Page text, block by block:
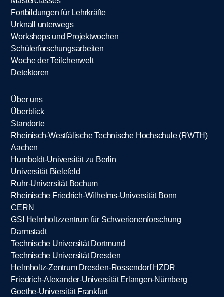
Fortbildungen für Lehrkräfte
Urknall unterwegs
Workshops und Projektwochen
Schülerforschungsarbeiten
Woche der Teilchenwelt
Detektoren
Über uns
Überblick
Standorte
Rheinisch-Westfälische Technische Hochschule (RWTH)
Aachen
Humboldt-Universität zu Berlin
Universität Bielefeld
Ruhr-Universität Bochum
Rheinische Friedrich-Wilhelms-Universität Bonn
CERN
GSI Helmholtzzentrum für Schwerionenforschung
Darmstadt
Technische Universität Dortmund
Technische Universität Dresden
Helmholtz-Zentrum Dresden-Rossendorf HZDR
Friedrich-Alexander-Universität Erlangen-Nürnberg
Goethe-Universität Frankfurt